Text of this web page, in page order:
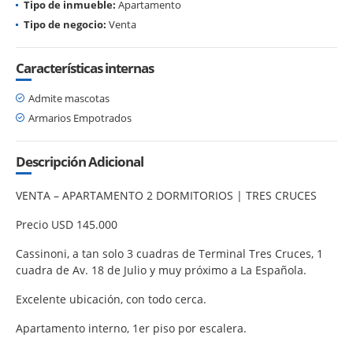
Tipo de inmueble: Apartamento
Tipo de negocio: Venta
Características internas
Admite mascotas
Armarios Empotrados
Descripción Adicional
VENTA – APARTAMENTO 2 DORMITORIOS | TRES CRUCES
Precio USD 145.000
Cassinoni, a tan solo 3 cuadras de Terminal Tres Cruces, 1
cuadra de Av. 18 de Julio y muy próximo a La Española.
Excelente ubicación, con todo cerca.
Apartamento interno, 1er piso por escalera.